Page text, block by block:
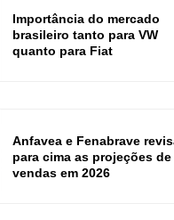
Importância do mercado
brasileiro tanto para VW
quanto para Fiat
Anfavea e Fenabrave
para cima as projeções de
vendas em 2026